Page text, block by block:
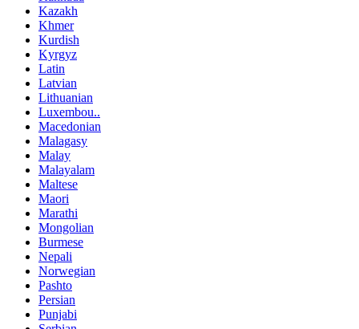
Kazakh
Khmer
Kurdish
Kyrgyz
Latin
Latvian
Lithuanian
Luxembou..
Macedonian
Malagasy
Malay
Malayalam
Maltese
Maori
Marathi
Mongolian
Burmese
Nepali
Norwegian
Pashto
Persian
Punjabi